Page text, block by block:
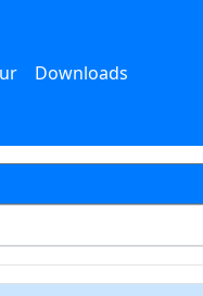
Downloads